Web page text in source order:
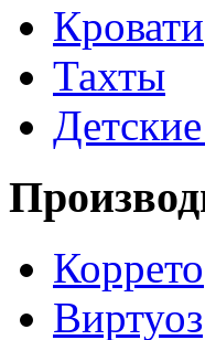
Кровати
Тахты
Коррето
Виртуоз